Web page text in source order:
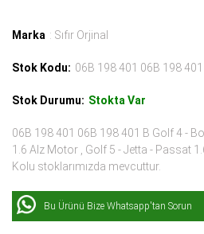
Marka : Sıfır Orjinal
Stok Kodu: 06B 198 401 06B 198 401
Stok Durumu: Stokta Var
06B 198 401 06B 198 401 B Golf 4 -
1.6 Alz Motor , Golf 5 - Jetta - Passat
Kolu stoklarımızda mevcuttur.
Bu Ürünü Bize Whatsapp'tan Sorun